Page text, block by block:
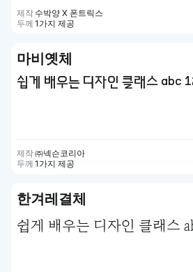
제작 수박양 X 폰트릭스
두께 1가지 제공
마비옛체
쉽게 배우는 디자인 클래스 abc
제작㈜넥슨코리아
두께 1가지 제공
한겨레결체
쉽게 배우는 디자인 클래스